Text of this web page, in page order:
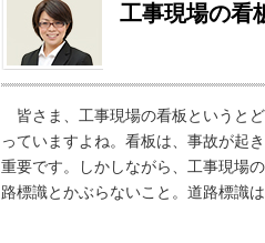
工事現場の看
皆さま、工事現場の看板というと
っていますよね。看板は、事故が起
重要です。しかしながら、工事現場
路標識とかぶらないこと。道路標識